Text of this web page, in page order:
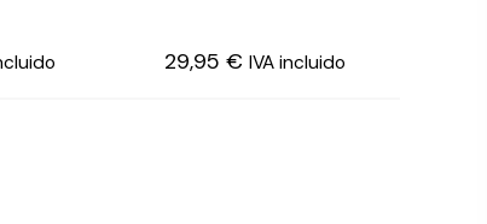
29,95 € IVA incluido